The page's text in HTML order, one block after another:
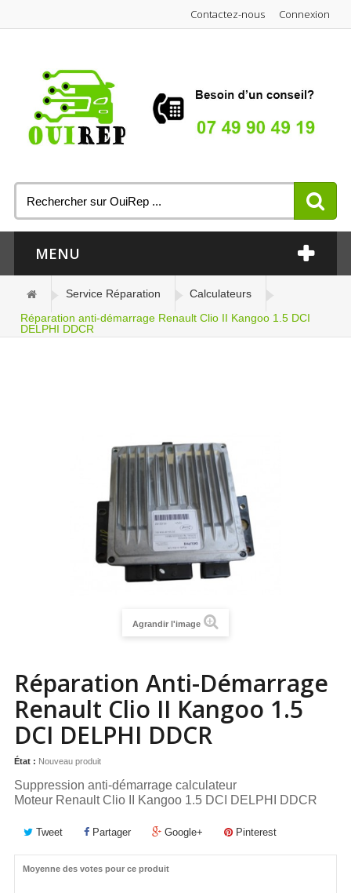
Connexion
Contactez-nous
MENU
Service Réparation
Calculateurs
Réparation anti-démarrage Renault Clio II Kangoo 1.5 DCI
DELPHI DDCR
Agrandir l'image
Réparation Anti-Démarrage
Renault Clio II Kangoo 1.5
DCI DELPHI DDCR
État : Nouveau produit
Suppression anti-démarrage calculateur
Moteur Renault Clio II Kangoo 1.5 DCI DELPHI DDCR
Tweet Partager Google+ Pinterest
Moyenne des votes pour ce produit